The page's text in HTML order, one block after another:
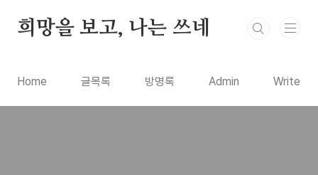
희망을 보고, 나는 쓰네
Home 글목록 방명록 Admin Write